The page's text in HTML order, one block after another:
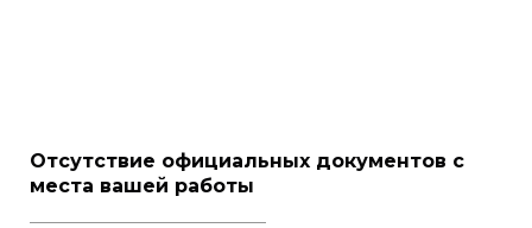
Отсутствие официальных документов с
места вашей работы